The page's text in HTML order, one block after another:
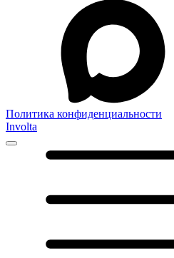
Политика конфиденциальности
Involta